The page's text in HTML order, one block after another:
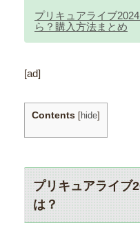
プリキュアライブ
ら？購入方法まとめ
[ad]
Contents [hide]
プリキュアライブ
は？